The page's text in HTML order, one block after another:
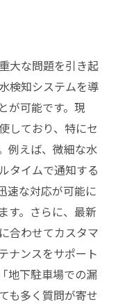
大な問題を引き起
検知システムを導
が可能です。現
しており、特にセ
例えば、微細な水
タイムで通知する
速な対応が可能に
す。さらに、最新
合わせてカスタマ
ナンスをサポート
地下駐車場での漏
も多く質問が寄せ